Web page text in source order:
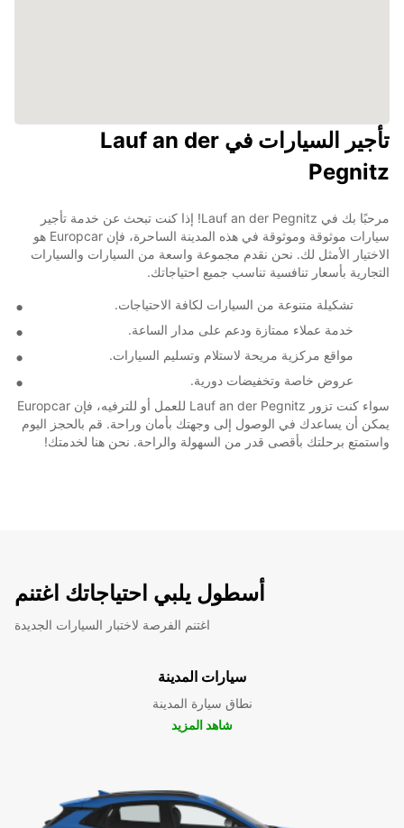
تأجير السيارات في Lauf an der
Pegnitz
مرحبًا بك في Lauf an der Pegnitz! إذا كنت تبحث عن خدمة تأجير
سيارات موثوقة وموثوقة في هذه المدينة الساحرة، فإن Europcar هو
الاختيار الأمثل لك. نحن نقدم مجموعة واسعة من السيارات والسيارات
التجارية بأسعار تنافسية تناسب جميع احتياجاتك.
تشكيلة متنوعة من السيارات لكافة الاحتياجات.
خدمة عملاء ممتازة ودعم على مدار الساعة.
مواقع مركزية مريحة لاستلام وتسليم السيارات.
عروض خاصة وتخفيضات دورية.
سواء كنت تزور Lauf an der Pegnitz للعمل أو للترفيه، فإن Europcar
يمكن أن يساعدك في الوصول إلى وجهتك بأمان وراحة. قم بالحجز اليوم
واستمتع برحلتك بأقصى قدر من السهولة والراحة. نحن هنا لخدمتك!
أسطول يلبي احتياجاتك اغتنم
اغتنم الفرصة لاختبار السيارات الجديدة
سيارات المدينة
نطاق سيارة المدينة
شاهد المزيد